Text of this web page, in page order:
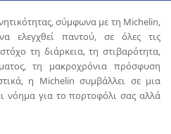
σύμφωνα με τη Michelin,
ελεγχθεί παντού, σε όλες τις
τη διάρκεια, τη στιβαρότητα,
τη μακροχρόνια πρόσφυση
η Michelin συμβάλλει σε μια
νόημα για το πορτοφόλι σας αλλά